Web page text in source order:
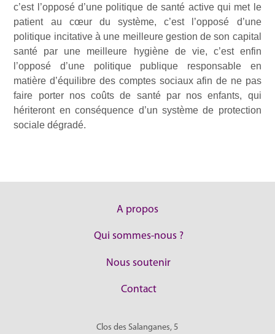
c’est l’opposé d’une politique de santé active qui met le
patient au cœur du système, c’est l’opposé d’une
politique incitative à une meilleure gestion de son capital
santé par une meilleure hygiène de vie, c’est enfin
l’opposé d’une politique publique responsable en
matière d’équilibre des comptes sociaux afin de ne pas
faire porter nos coûts de santé par nos enfants, qui
hériteront en conséquence d’un système de protection
sociale dégradé.
A propos
Qui sommes-nous ?
Nous soutenir
Contact
Clos des Salanganes, 5